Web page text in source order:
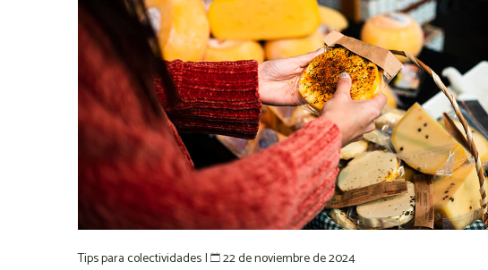
Tips para colectividades| 22 de noviembre de 2024